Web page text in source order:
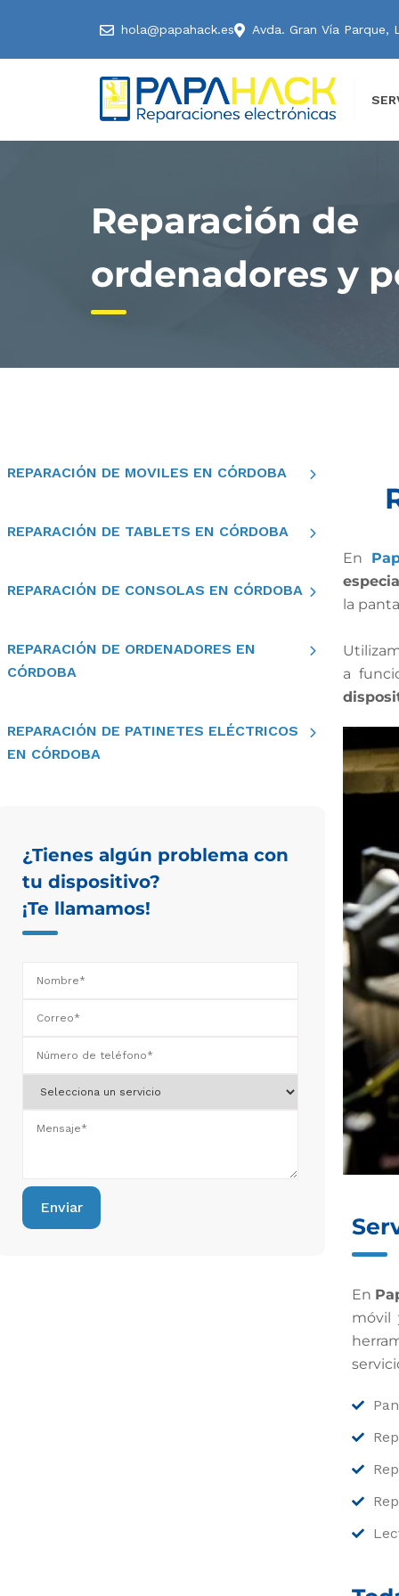
hola@papahack.es Avda. Gran Vía Parque,
Reparación de
ordenadores y
REPARACIÓN DE MOVILES EN CÓRDOBA
REPARACIÓN DE TABLETS EN CÓRDOBA
REPARACIÓN DE CONSOLAS EN CÓRDOBA
REPARACIÓN DE ORDENADORES EN
CÓRDOBA
REPARACIÓN DE PATINETES ELÉCTRICOS
EN CÓRDOBA
¿Tienes algún problema con
tu dispositivo?
¡Te llamamos!
En
la
a
En
móvil